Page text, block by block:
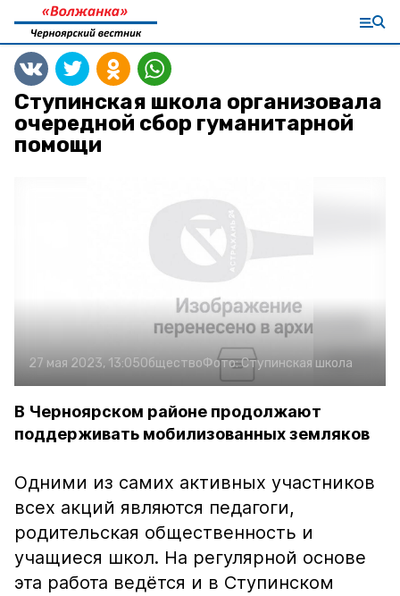
Ступинская школа организовала
очередной сбор гуманитарной
помощи
27 мая 2023, 13:05ОбществоФото:Ступинская школа
В Черноярском районе продолжают
поддерживать мобилизованных земляков
Одними из самих активных участников
всех акций являются педагоги,
родительская общественность и
учащиеся школ. На регулярной основе
эта работа ведётся и в Ступинском